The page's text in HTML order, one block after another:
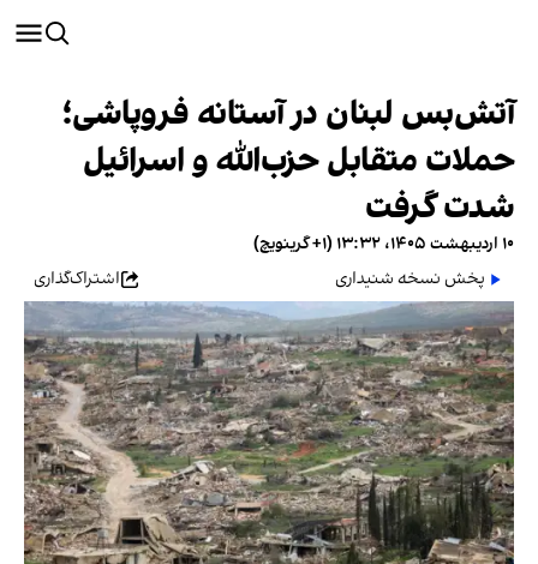
آتش‌بس لبنان در آستانه فروپاشی؛
حملات متقابل حزب‌الله و اسرائیل
شدت گرفت
۱۰ اردیبهشت ۱۴۰۵، ۱۳:۳۲ (‎+۱ گرینویچ)
پخش نسخه شنیداری
اشتراک‌گذاری